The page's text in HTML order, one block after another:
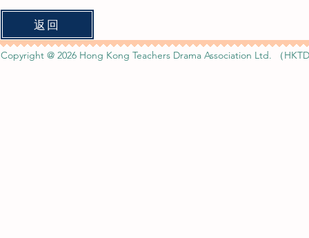
返回
Copyright @ 2026 Hong Kong Teachers Drama Association Ltd. （